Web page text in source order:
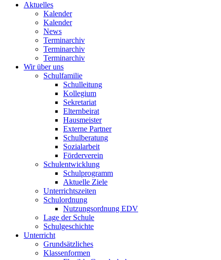
Aktuelles
Kalender
Kalender
News
Terminarchiv
Terminarchiv
Terminarchiv
Wir über uns
Schulfamilie
Schulleitung
Kollegium
Sekretariat
Elternbeirat
Hausmeister
Externe Partner
Schulberatung
Sozialarbeit
Förderverein
Schulentwicklung
Schulprogramm
Aktuelle Ziele
Unterrichtszeiten
Schulordnung
Nutzungsordnung EDV
Lage der Schule
Schulgeschichte
Unterricht
Grundsätzliches
Klassenformen